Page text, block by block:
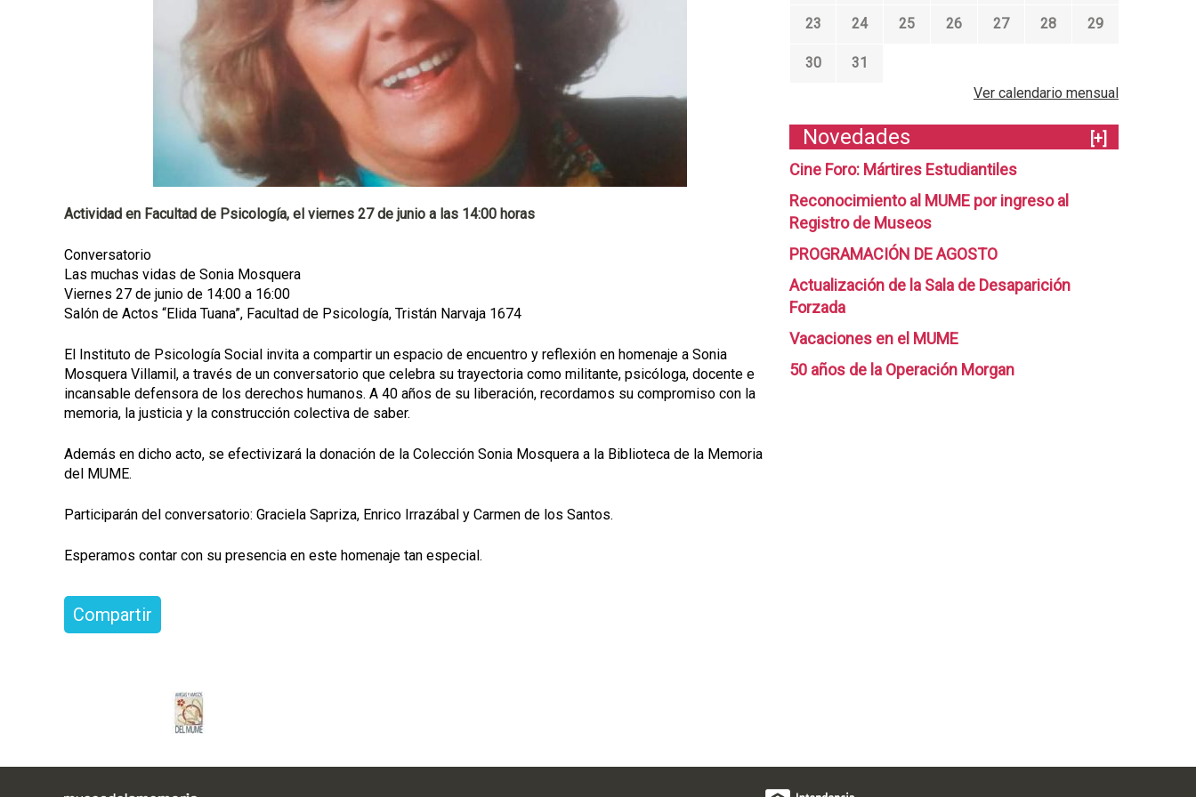
Actividad en Facultad de Psicología, el viernes 27 de junio a las 14:00 horas
Conversatorio
Las muchas vidas de Sonia Mosquera
Viernes 27 de junio de 14:00 a 16:00
Salón de Actos “Elida Tuana”, Facultad de Psicología, Tristán Narvaja 1674
El Instituto de Psicología Social invita a compartir un espacio de encuentro y reflexión en homenaje a Sonia
Mosquera Villamil, a través de un conversatorio que celebra su trayectoria como militante, psicóloga, docente e
incansable defensora de los derechos humanos. A 40 años de su liberación, recordamos su compromiso con la
memoria, la justicia y la construcción colectiva de saber.
Además en dicho acto, se efectivizará la donación de la Colección Sonia Mosquera a la Biblioteca de la Memoria
del MUME.
Participarán del conversatorio: Graciela Sapriza, Enrico Irrazábal y Carmen de los Santos.
Esperamos contar con su presencia en este homenaje tan especial.
Compartir
23 24 25 26 27 28 29
30
31
Ver calendario mensual
Novedades
[+]
Cine Foro: Mártires Estudiantiles
Reconocimiento al MUME por ingreso al
Registro de Museos
PROGRAMACIÓN DE AGOSTO
Actualización de la Sala de Desaparición
Forzada
Vacaciones en el MUME
50 años de la Operación Morgan